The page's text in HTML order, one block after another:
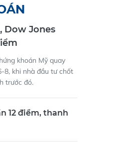
Dow Jones
khoán Mỹ quay
8, khi nhà đầu tư chốt
trước đó.
12 điểm, thanh